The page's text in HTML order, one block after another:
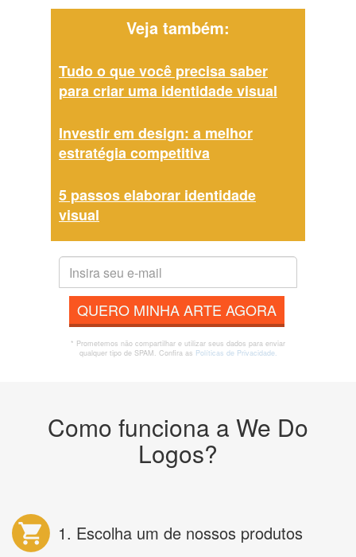
Veja também:
Tudo o que você precisa saber
para criar uma identidade visual
Investir em design: a melhor
estratégia competitiva
5 passos elaborar identidade
visual
QUERO MINHA ARTE AGORA
* Prometemos não compartilhar e utilizar seus dados para enviar
qualquer tipo de SPAM. Confira as Políticas de Privacidade.
Como funciona a We Do
Logos?
1. Escolha um de nossos produtos